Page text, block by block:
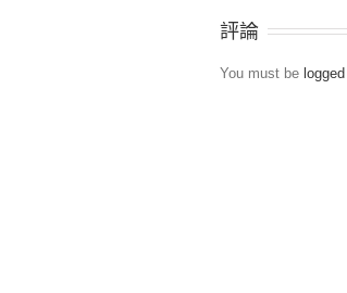
評論
You must be